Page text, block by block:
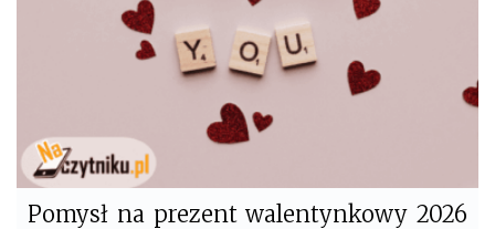
Pomysł na prezent walentynkowy 2026